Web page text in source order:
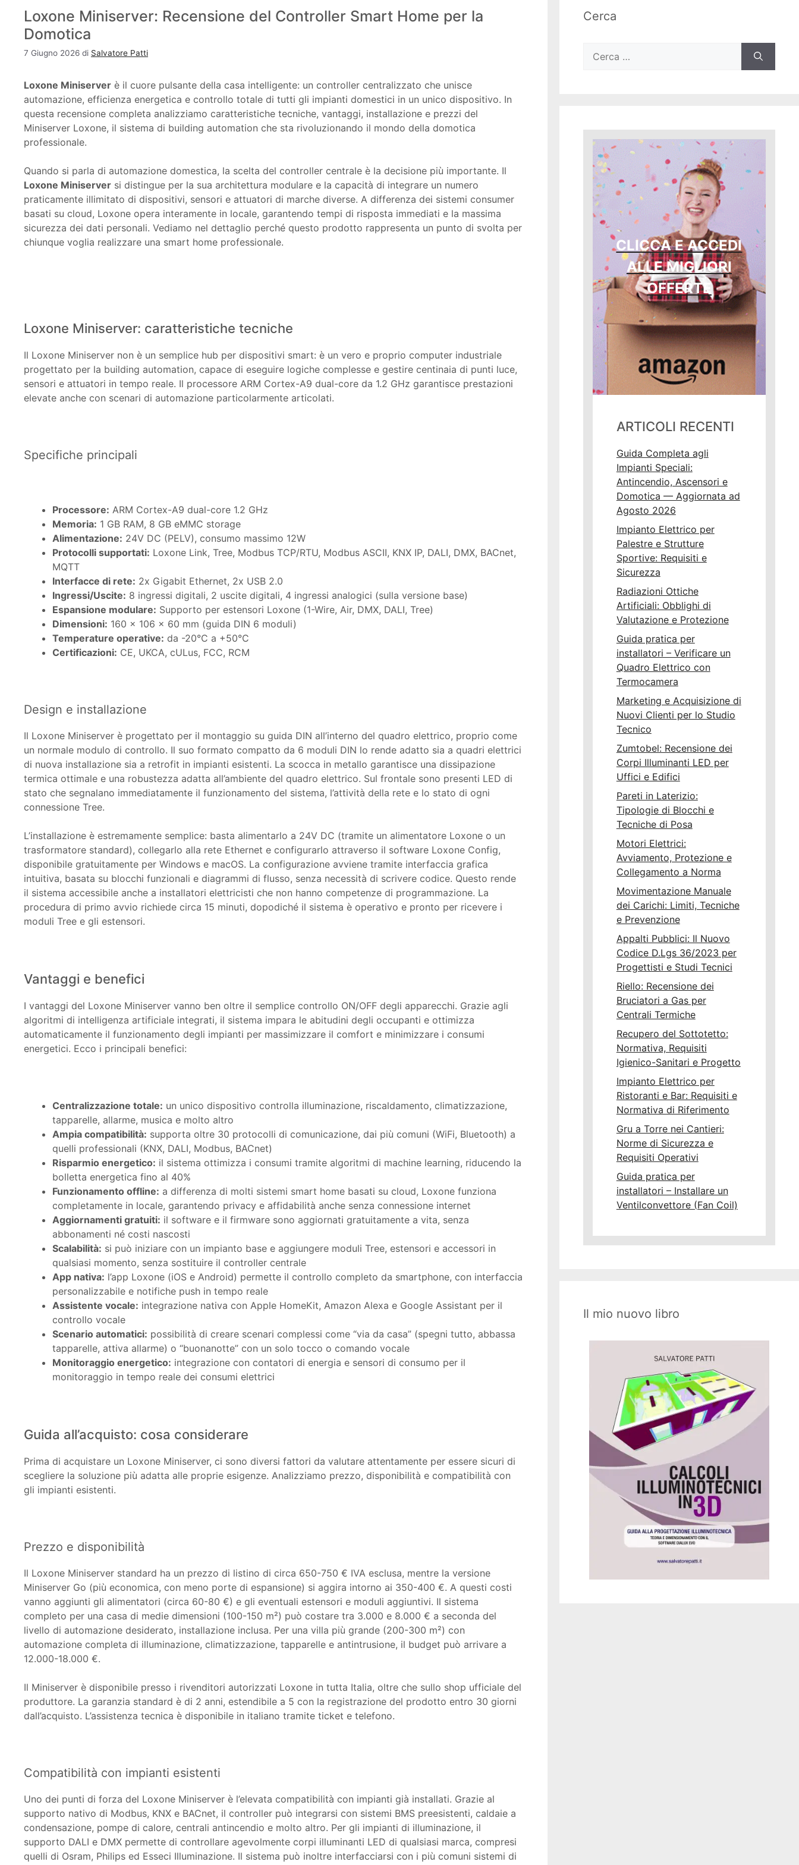
Loxone Miniserver: Recensione del Controller Smart Home per la
Domotica
7 Giugno 2026 di Salvatore Patti
Loxone Miniserver è il cuore pulsante della casa intelligente: un controller centralizzato che unisce
automazione, efficienza energetica e controllo totale di tutti gli impianti domestici in un unico dispositivo. In
questa recensione completa analizziamo caratteristiche tecniche, vantaggi, installazione e prezzi del
Miniserver Loxone, il sistema di building automation che sta rivoluzionando il mondo della domotica
professionale.
Quando si parla di automazione domestica, la scelta del controller centrale è la decisione più importante. Il
Loxone Miniserver si distingue per la sua architettura modulare e la capacità di integrare un numero
praticamente illimitato di dispositivi, sensori e attuatori di marche diverse. A differenza dei sistemi consumer
basati su cloud, Loxone opera interamente in locale, garantendo tempi di risposta immediati e la massima
sicurezza dei dati personali. Vediamo nel dettaglio perché questo prodotto rappresenta un punto di svolta per
chiunque voglia realizzare una smart home professionale.
Loxone Miniserver: caratteristiche tecniche
Il Loxone Miniserver non è un semplice hub per dispositivi smart: è un vero e proprio computer industriale
progettato per la building automation, capace di eseguire logiche complesse e gestire centinaia di punti luce,
sensori e attuatori in tempo reale. Il processore ARM Cortex-A9 dual-core da 1.2 GHz garantisce prestazioni
elevate anche con scenari di automazione particolarmente articolati.
Specifiche principali
Processore: ARM Cortex-A9 dual-core 1.2 GHz
Memoria: 1 GB RAM, 8 GB eMMC storage
Alimentazione: 24V DC (PELV), consumo massimo 12W
Protocolli supportati: Loxone Link, Tree, Modbus TCP/RTU, Modbus ASCII, KNX IP, DALI, DMX, BACnet,
MQTT
Interfacce di rete: 2x Gigabit Ethernet, 2x USB 2.0
Ingressi/Uscite: 8 ingressi digitali, 2 uscite digitali, 4 ingressi analogici (sulla versione base)
Espansione modulare: Supporto per estensori Loxone (1-Wire, Air, DMX, DALI, Tree)
Dimensioni: 160 x 106 x 60 mm (guida DIN 6 moduli)
Temperature operative: da -20°C a +50°C
Certificazioni: CE, UKCA, cULus, FCC, RCM
Design e installazione
Il Loxone Miniserver è progettato per il montaggio su guida DIN all’interno del quadro elettrico, proprio come
un normale modulo di controllo. Il suo formato compatto da 6 moduli DIN lo rende adatto sia a quadri elettrici
di nuova installazione sia a retrofit in impianti esistenti. La scocca in metallo garantisce una dissipazione
termica ottimale e una robustezza adatta all’ambiente del quadro elettrico. Sul frontale sono presenti LED di
stato che segnalano immediatamente il funzionamento del sistema, l’attività della rete e lo stato di ogni
connessione Tree.
L’installazione è estremamente semplice: basta alimentarlo a 24V DC (tramite un alimentatore Loxone o un
trasformatore standard), collegarlo alla rete Ethernet e configurarlo attraverso il software Loxone Config,
disponibile gratuitamente per Windows e macOS. La configurazione avviene tramite interfaccia grafica
intuitiva, basata su blocchi funzionali e diagrammi di flusso, senza necessità di scrivere codice. Questo rende
il sistema accessibile anche a installatori elettricisti che non hanno competenze di programmazione. La
procedura di primo avvio richiede circa 15 minuti, dopodiché il sistema è operativo e pronto per ricevere i
moduli Tree e gli estensori.
Vantaggi e benefici
I vantaggi del Loxone Miniserver vanno ben oltre il semplice controllo ON/OFF degli apparecchi. Grazie agli
algoritmi di intelligenza artificiale integrati, il sistema impara le abitudini degli occupanti e ottimizza
automaticamente il funzionamento degli impianti per massimizzare il comfort e minimizzare i consumi
energetici. Ecco i principali benefici:
Centralizzazione totale: un unico dispositivo controlla illuminazione, riscaldamento, climatizzazione,
tapparelle, allarme, musica e molto altro
Ampia compatibilità: supporta oltre 30 protocolli di comunicazione, dai più comuni (WiFi, Bluetooth) a
quelli professionali (KNX, DALI, Modbus, BACnet)
Risparmio energetico: il sistema ottimizza i consumi tramite algoritmi di machine learning, riducendo la
bolletta energetica fino al 40%
Funzionamento offline: a differenza di molti sistemi smart home basati su cloud, Loxone funziona
completamente in locale, garantendo privacy e affidabilità anche senza connessione internet
Aggiornamenti gratuiti: il software e il firmware sono aggiornati gratuitamente a vita, senza
abbonamenti né costi nascosti
Scalabilità: si può iniziare con un impianto base e aggiungere moduli Tree, estensori e accessori in
qualsiasi momento, senza sostituire il controller centrale
App nativa: l’app Loxone (iOS e Android) permette il controllo completo da smartphone, con interfaccia
personalizzabile e notifiche push in tempo reale
Assistente vocale: integrazione nativa con Apple HomeKit, Amazon Alexa e Google Assistant per il
controllo vocale
Scenario automatici: possibilità di creare scenari complessi come “via da casa” (spegni tutto, abbassa
tapparelle, attiva allarme) o “buonanotte” con un solo tocco o comando vocale
Monitoraggio energetico: integrazione con contatori di energia e sensori di consumo per il
monitoraggio in tempo reale dei consumi elettrici
Guida all’acquisto: cosa considerare
Prima di acquistare un Loxone Miniserver, ci sono diversi fattori da valutare attentamente per essere sicuri di
scegliere la soluzione più adatta alle proprie esigenze. Analizziamo prezzo, disponibilità e compatibilità con
gli impianti esistenti.
Prezzo e disponibilità
Il Loxone Miniserver standard ha un prezzo di listino di circa 650-750 € IVA esclusa, mentre la versione
Miniserver Go (più economica, con meno porte di espansione) si aggira intorno ai 350-400 €. A questi costi
vanno aggiunti gli alimentatori (circa 60-80 €) e gli eventuali estensori e moduli aggiuntivi. Il sistema
completo per una casa di medie dimensioni (100-150 m²) può costare tra 3.000 e 8.000 € a seconda del
livello di automazione desiderato, installazione inclusa. Per una villa più grande (200-300 m²) con
automazione completa di illuminazione, climatizzazione, tapparelle e antintrusione, il budget può arrivare a
12.000-18.000 €.
Il Miniserver è disponibile presso i rivenditori autorizzati Loxone in tutta Italia, oltre che sullo shop ufficiale del
produttore. La garanzia standard è di 2 anni, estendibile a 5 con la registrazione del prodotto entro 30 giorni
dall’acquisto. L’assistenza tecnica è disponibile in italiano tramite ticket e telefono.
Compatibilità con impianti esistenti
Uno dei punti di forza del Loxone Miniserver è l’elevata compatibilità con impianti già installati. Grazie al
supporto nativo di Modbus, KNX e BACnet, il controller può integrarsi con sistemi BMS preesistenti, caldaie a
condensazione, pompe di calore, centrali antincendio e molto altro. Per gli impianti di illuminazione, il
supporto DALI e DMX permette di controllare agevolmente corpi illuminanti LED di qualsiasi marca, compresi
quelli di Osram, Philips ed Esseci Illuminazione. Il sistema può inoltre interfacciarsi con i più comuni sistemi di
Cerca
per:
CLICCA E ACCEDI
ALLE MIGLIORI
OFFERTE
ARTICOLI RECENTI
Guida Completa agli
Impianti Speciali:
Antincendio, Ascensori e
Domotica — Aggiornata ad
Agosto 2026
Impianto Elettrico per
Palestre e Strutture
Sportive: Requisiti e
Sicurezza
Radiazioni Ottiche
Artificiali: Obblighi di
Valutazione e Protezione
Guida pratica per
installatori – Verificare un
Quadro Elettrico con
Termocamera
Marketing e Acquisizione di
Nuovi Clienti per lo Studio
Tecnico
Zumtobel: Recensione dei
Corpi Illuminanti LED per
Uffici e Edifici
Pareti in Laterizio:
Tipologie di Blocchi e
Tecniche di Posa
Motori Elettrici:
Avviamento, Protezione e
Collegamento a Norma
Movimentazione Manuale
dei Carichi: Limiti, Tecniche
e Prevenzione
Appalti Pubblici: Il Nuovo
Codice D.Lgs 36/2023 per
Progettisti e Studi Tecnici
Riello: Recensione dei
Bruciatori a Gas per
Centrali Termiche
Recupero del Sottotetto:
Normativa, Requisiti
Igienico-Sanitari e Progetto
Impianto Elettrico per
Ristoranti e Bar: Requisiti e
Normativa di Riferimento
Gru a Torre nei Cantieri:
Norme di Sicurezza e
Requisiti Operativi
Guida pratica per
installatori – Installare un
Ventilconvettore (Fan Coil)
Il mio nuovo libro